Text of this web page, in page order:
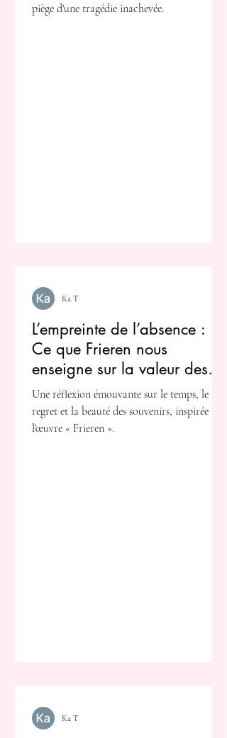
piège d'une tragédie inachevée.
L’empreinte de l’absence :
Ce que Frieren nous
enseigne sur la valeur des
instants éphémères
Une réflexion émouvante sur le temps, le
regret et la beauté des souvenirs, inspirée par
l'œuvre « Frieren ».
Ka T
Ka T